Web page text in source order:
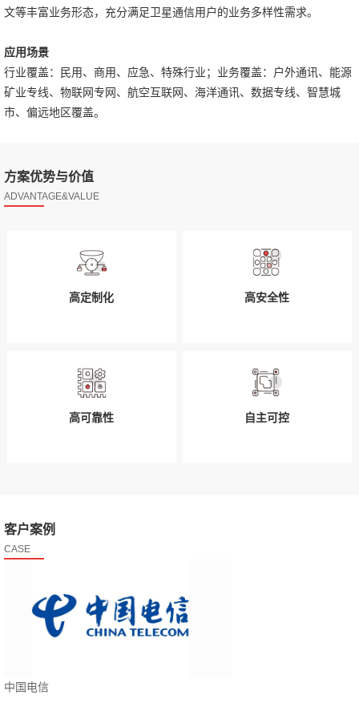
文等丰富业务形态，充分满足卫星通信用户的业务多样性需求。
应用场景
行业覆盖：民用、商用、应急、特殊行业；业务覆盖：户外通讯、能源
矿业专线、物联网专网、航空互联网、海洋通讯、数据专线、智慧城
市、偏远地区覆盖。
方案优势与价值
ADVANTAGE&VALUE
高定制化 高安全性
高可靠性 自主可控
客户案例
CASE
中国电信